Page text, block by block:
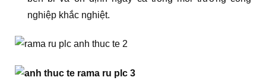
nghiệp khắc nghiệt.